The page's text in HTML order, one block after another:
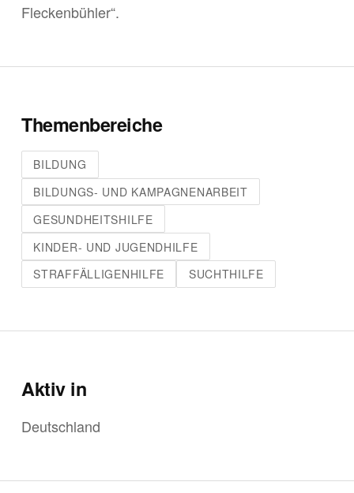
Fleckenbühler“.
Themenbereiche
BILDUNG
BILDUNGS- UND KAMPAGNENARBEIT
GESUNDHEITSHILFE
KINDER- UND JUGENDHILFE
STRAFFÄLLIGENHILFE
SUCHTHILFE
Aktiv in
Deutschland